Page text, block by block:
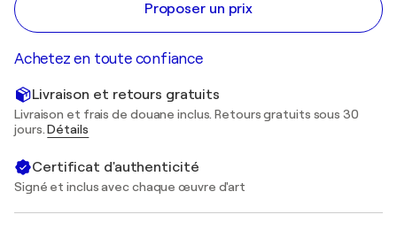
Proposer un prix
Achetez en toute confiance
Livraison et retours gratuits
Livraison et frais de douane inclus. Retours gratuits sous 30
jours.Détails
Certificat d'authenticité
Signé et inclus avec chaque œuvre d'art